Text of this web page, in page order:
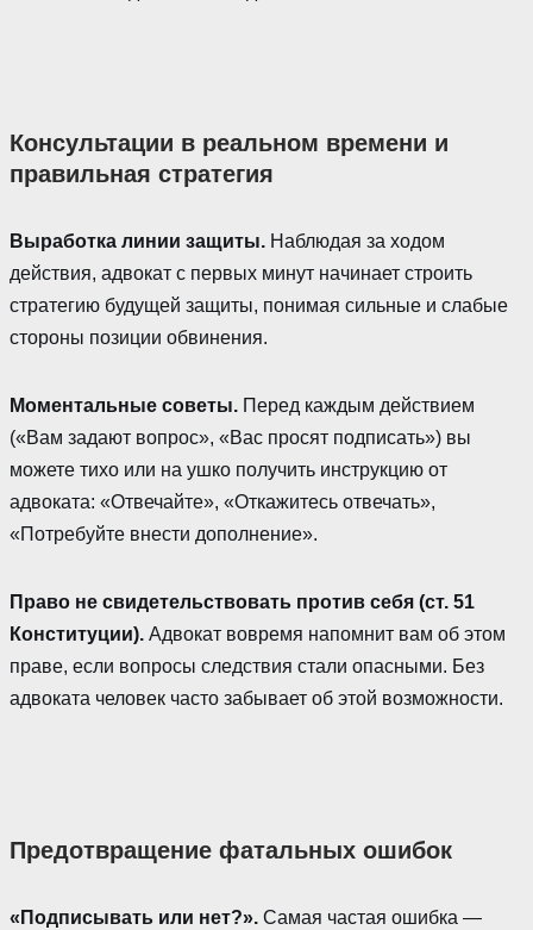
Консультации в реальном времени и
правильная стратегия
Выработка линии защиты.Наблюдая за ходом
действия, адвокат с первых минут начинает строить
стратегию будущей защиты, понимая сильные и слабые
стороны позиции обвинения.
Моментальные советы.Перед каждым действием
(«Вам задают вопрос», «Вас просят подписать») вы
можете тихо или на ушко получить инструкцию от
адвоката: «Отвечайте», «Откажитесь отвечать»,
«Потребуйте внести дополнение».
Право не свидетельствовать против себя (ст. 51
Конституции).Адвокат вовремя напомнит вам об этом
праве, если вопросы следствия стали опасными. Без
адвоката человек часто забывает об этой возможности.
Предотвращение фатальных ошибок
«Подписывать или нет?».Самая частая ошибка —